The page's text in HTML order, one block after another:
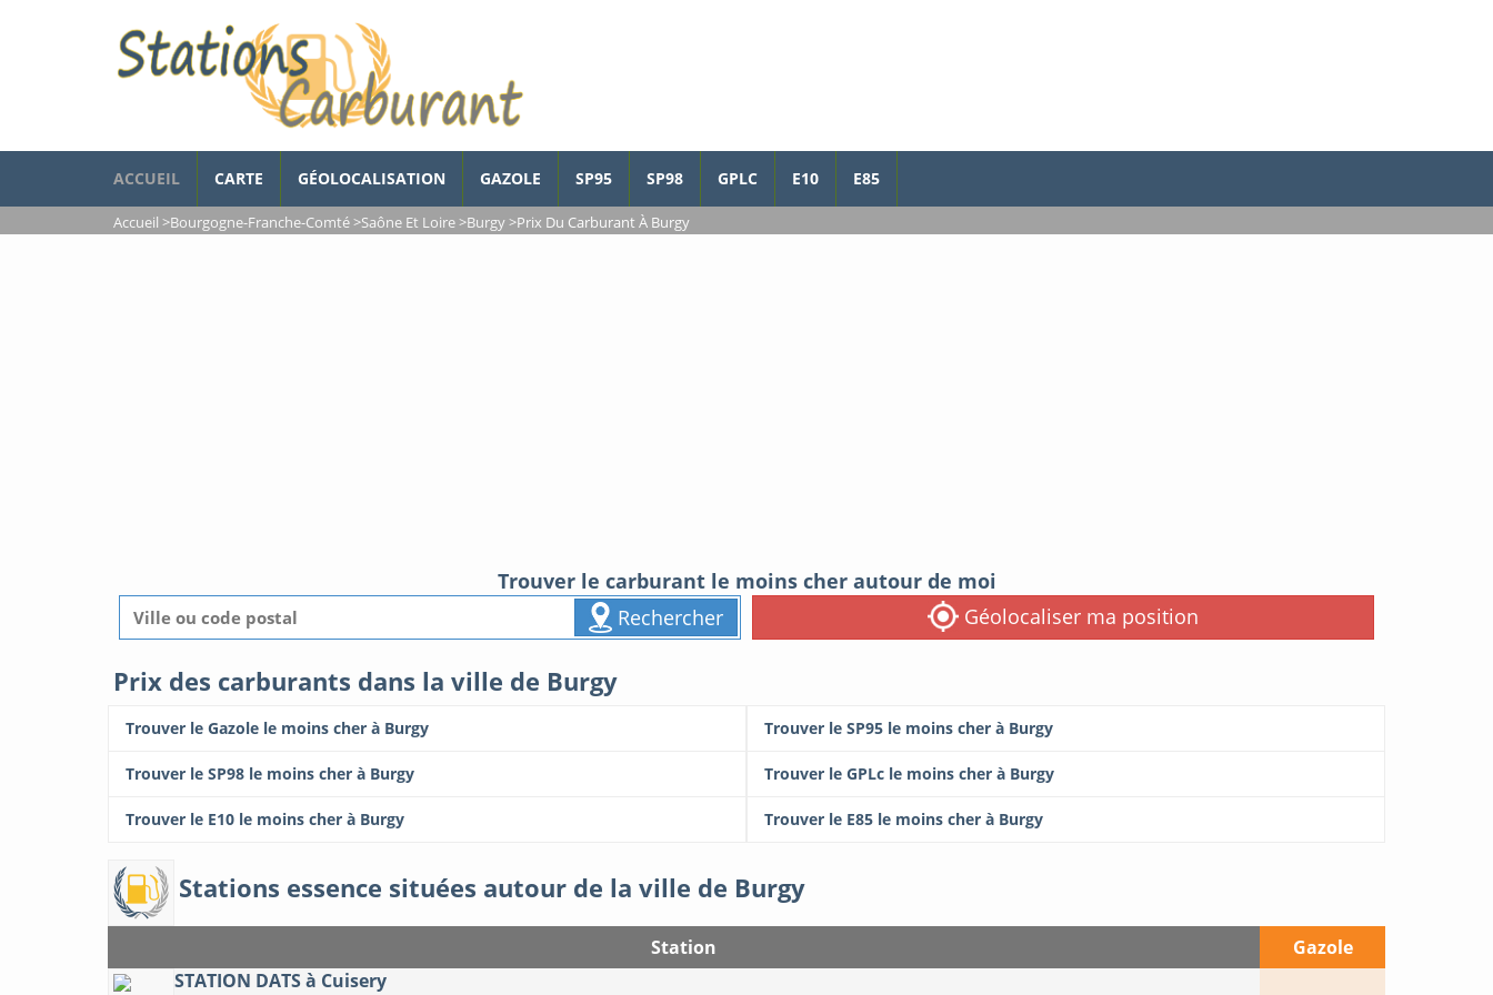
ACCUEIL CARTE GÉOLOCALISATION GAZOLE SP95 SP98 GPLC E10 E85
Accueil >Bourgogne-Franche-Comté>Saône Et Loire>Burgy>Prix Du Carburant À Burgy
Trouver le carburant le moins cher autour de moi
Rechercher
Géolocaliser ma position
Prix des carburants dans la ville de Burgy
Trouver le Gazole le moins cher à Burgy Trouver le SP95 le moins cher à Burgy
Trouver le SP98 le moins cher à Burgy Trouver le GPLc le moins cher à Burgy
Trouver le E10 le moins cher à Burgy Trouver le E85 le moins cher à Burgy
Stations essence situées autour de la ville de Burgy
Station
Gazole
STATION DATS à Cuisery